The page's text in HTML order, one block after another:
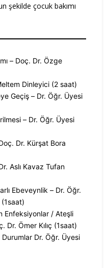
şekilde çocuk bakımı
– Doç. Dr. Özge
Dinleyici (2 saat)
Geçiş – Dr. Öğr. Üyesi
– Dr. Öğr. Üyesi
Dr. Kürşat Bora
Aslı Kavaz Tufan
Ebeveynlik – Dr. Öğr.
Enfeksiyonlar / Ateşli
Dr. Ömer Kılıç (1saat)
Dr. Öğr. Üyesi